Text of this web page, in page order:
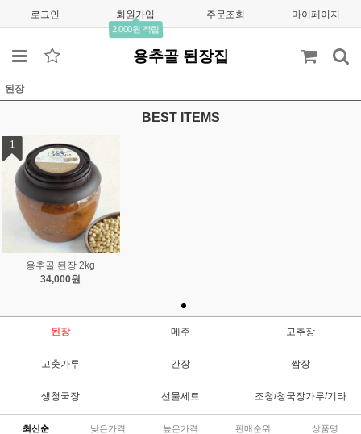
로그인 회원가입
2,000원 적립
주문조회 마이페이지
용추골 된장집
된장
BEST ITEMS
1
용추골 된장 2kg
34,000원
된장 메주 고추장
고춧가루 간장 쌈장
생청국장 선물세트 조청/청국장가루/기타
최신순 낮은가격 높은가격 판매순위 상품명